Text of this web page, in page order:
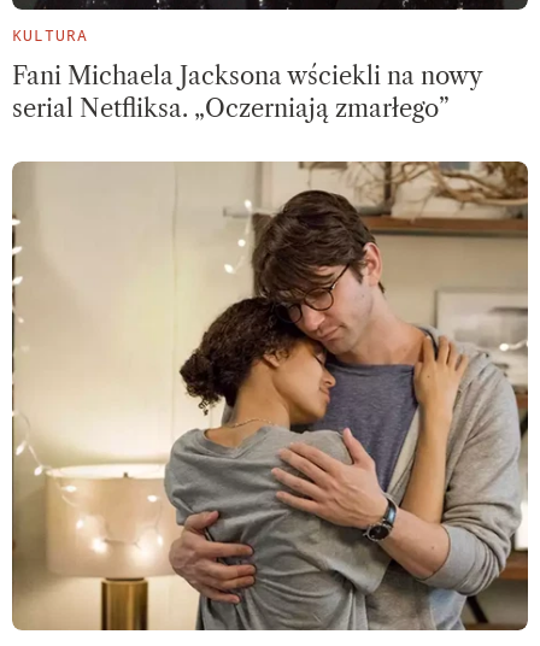
KULTURA
Fani Michaela Jacksona wściekli na nowy
serial Netfliksa. „Oczerniają zmarłego”